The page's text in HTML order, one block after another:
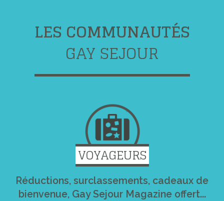
LES COMMUNAUTÉS
GAY SEJOUR
VOYAGEURS
Réductions, surclassements, cadeaux de
bienvenue, Gay Sejour Magazine offert...